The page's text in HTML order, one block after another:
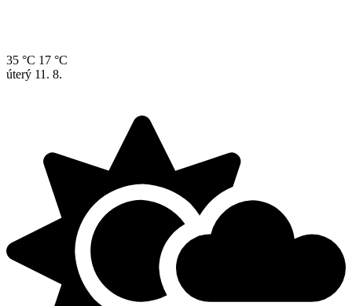
35 °C 17 °C
úterý 11. 8.